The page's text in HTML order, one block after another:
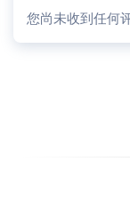
您尚未收到任何